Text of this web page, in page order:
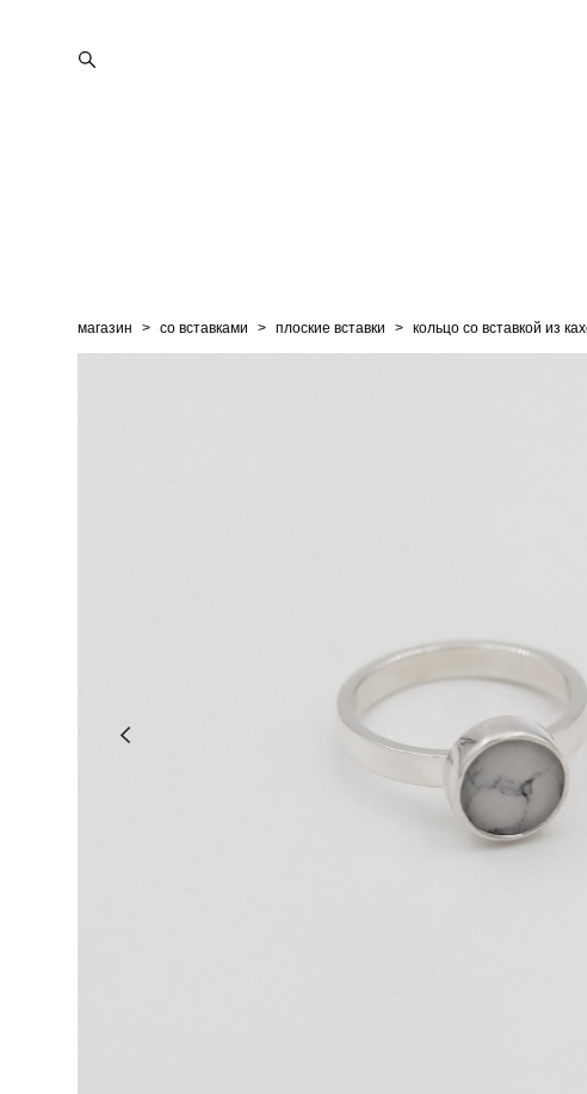
магазин > со вставками > плоские вставки > кольцо со вставкой из